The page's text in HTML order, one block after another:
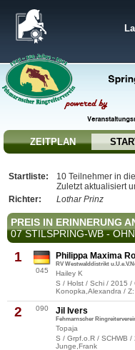
ZEITPLAN
Startliste:
10 Teilnehmer in
Zuletzt aktualisiert
Richter:
Lothar Prinz
PREIS IN ERINNERUNG
07 STILSPRING-WB -
1
045
Philippa Maxima
RV Westwalddistrikt
Hailey K
S / Holst / Schi / 2015 /
Konopka,Alexandra /
2 090 Jil Ivers
Fehmarnscher
Topaja
S / Grpf.o.R / SCHWB /
Junge,Frank